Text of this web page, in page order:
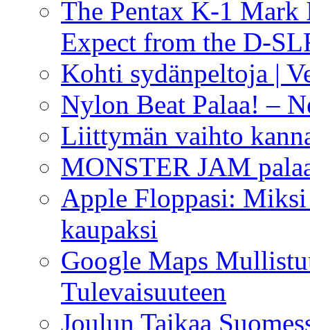
The Pentax K-1
Expect from the D-
Kohti sydänpeltoja |
Nylon Beat Palaa! –
Liittymän vaihto
MONSTER JAM
Apple Floppasi:
kaupaksi
Google Maps
Tulevaisuuteen
Joulun Taikaa